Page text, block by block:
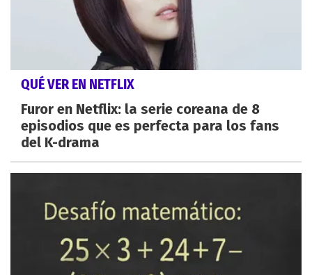
QUÉ VER EN NETFLIX
Furor en Netflix: la serie coreana de 8
episodios que es perfecta para los fans
del K-drama